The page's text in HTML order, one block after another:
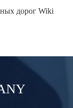
дорог Wiki